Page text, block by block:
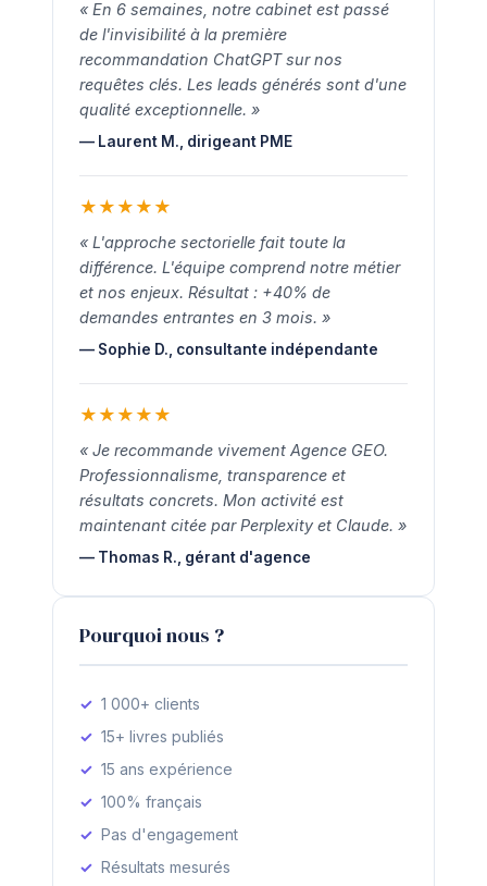
« En 6 semaines, notre cabinet est passé
de l'invisibilité à la première
recommandation ChatGPT sur nos
requêtes clés. Les leads générés sont d'une
qualité exceptionnelle. »
— Laurent M., dirigeant PME
★ ★ ★ ★ ★
« L'approche sectorielle fait toute la
différence. L'équipe comprend notre métier
et nos enjeux. Résultat : +40% de
demandes entrantes en 3 mois. »
— Sophie D., consultante indépendante
★ ★ ★ ★ ★
« Je recommande vivement Agence GEO.
Professionnalisme, transparence et
résultats concrets. Mon activité est
maintenant citée par Perplexity et Claude. »
— Thomas R., gérant d'agence
Pourquoi nous ?
1 000+ clients
15+ livres publiés
15 ans expérience
100% français
Pas d'engagement
Résultats mesurés